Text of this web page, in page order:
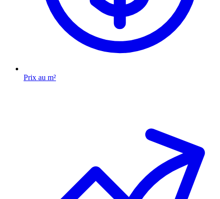
Prix au m²